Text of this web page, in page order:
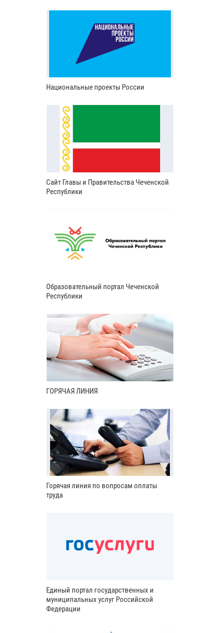
Национальные проекты России
Сайт Главы и Правительства Чеченской
Республики
Образовательный портал Чеченской
Республики
ГОРЯЧАЯ ЛИНИЯ
Горячая линия по вопросам оплаты
труда
Единый портал государственных и
муниципальных услуг Российской
Федерации